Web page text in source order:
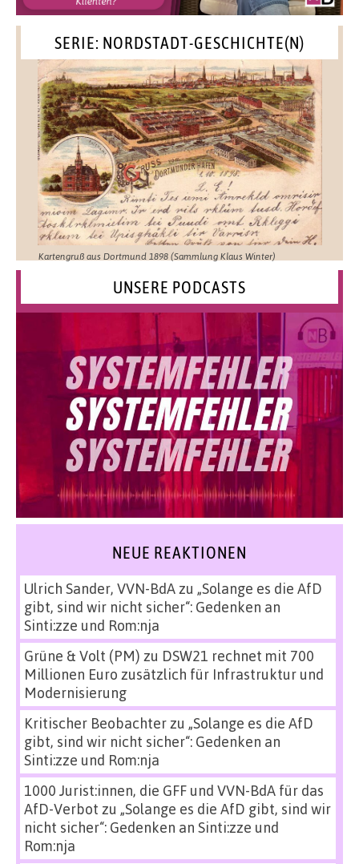
SERIE: NORDSTADT-GESCHICHTE(N)
Kartengruß aus Dortmund 1898 (Sammlung Klaus Winter)
UNSERE PODCASTS
NEUE REAKTIONEN
Ulrich Sander, VVN-BdAzu „Solange es die AfD
gibt, sind wir nicht sicher“: Gedenken an
Sinti:zze und Rom:nja
Grüne & Volt (PM) zu DSW21 rechnet mit 700
Millionen Euro zusätzlich für Infrastruktur und
Modernisierung
Kritischer Beobachterzu „Solange es die AfD
gibt, sind wir nicht sicher“: Gedenken an
Sinti:zze und Rom:nja
1000 Jurist:innen, die GFF und VVN-BdA für das
AfD-Verbot zu „Solange es die AfD gibt, sind wir
nicht sicher“: Gedenken an Sinti:zze und
Rom:nja